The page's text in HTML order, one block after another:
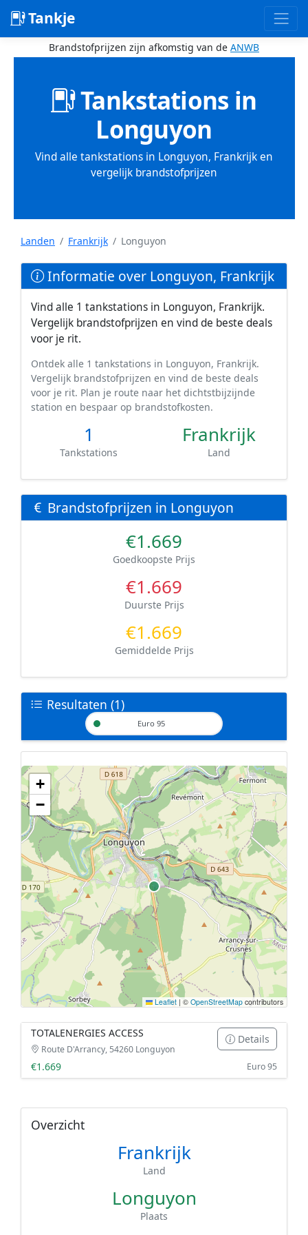
Tankje
Brandstofprijzen zijn afkomstig van de ANWB
Tankstations in
Longuyon
Vind alle tankstations in Longuyon, Frankrijk en
vergelijk brandstofprijzen
Landen Frankrijk Longuyon
Informatie over Longuyon, Frankrijk
Vind alle 1 tankstations in Longuyon, Frankrijk.
Vergelijk brandstofprijzen en vind de beste deals
voor je rit.
Ontdek alle 1 tankstations in Longuyon, Frankrijk.
Vergelijk brandstofprijzen en vind de beste deals
voor je rit. Plan je route naar het dichtstbijzijnde
station en bespaar op brandstofkosten.
1
Tankstations
Frankrijk
Land
Brandstofprijzen in Longuyon
€1.669
Goedkoopste Prijs
€1.669
Duurste Prijs
€1.669
Gemiddelde Prijs
Resultaten (1)
Euro 95
Geen tankstations met locatiegegevens gevonden.
De kaart kan niet worden weergegeven zonder GPS coördinaten.
+
−
Leaflet | © OpenStreetMap contributors
TOTALENERGIES ACCESS
Route D'Arrancy, 54260 Longuyon
Details
€1.669 Euro 95
Overzicht
Frankrijk
Land
Longuyon
Plaats